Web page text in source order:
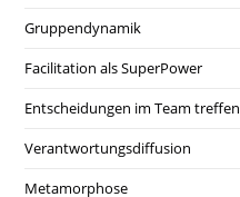
Gruppendynamik
Facilitation als SuperPower
Entscheidungen im Team treffen
Verantwortungsdiffusion
Metamorphose